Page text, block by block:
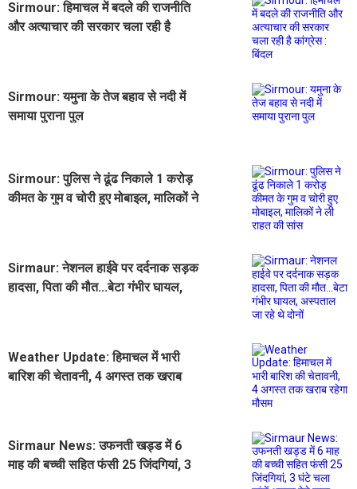
Sirmour: हिमाचल में बदले की राजनीति
और अत्याचार की सरकार चला रही है
Sirmour: यमुना के तेज बहाव से नदी में
समाया पुराना पुल
Sirmour: पुलिस ने ढूंढ निकाले 1 करोड़
कीमत के गुम व चोरी हुए मोबाइल, मालिकों ने
Sirmaur: नेशनल हाईवे पर दर्दनाक सड़क
हादसा, पिता की मौत...बेटा गंभीर घायल,
Weather Update: हिमाचल में भारी
बारिश की चेतावनी, 4 अगस्त तक खराब
Sirmaur News: उफनती खड्ड में 6
माह की बच्ची सहित फंसी 25 जिंदगियां, 3